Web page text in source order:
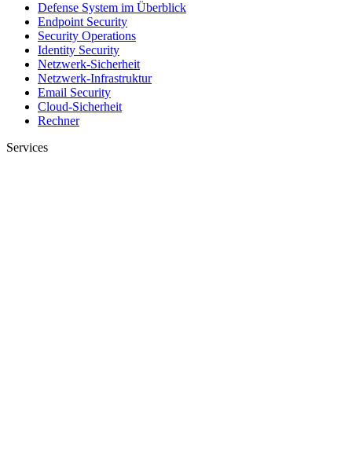
Defense System im Überblick
Endpoint Security
Security Operations
Identity Security
Netzwerk-Sicherheit
Netzwerk-Infrastruktur
Email Security
Cloud-Sicherheit
Rechner
Services